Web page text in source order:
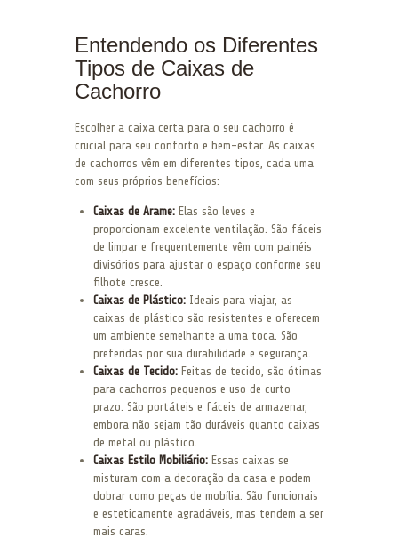
Entendendo os Diferentes
Tipos de Caixas de
Cachorro
Escolher a caixa certa para o seu cachorro é
crucial para seu conforto e bem-estar. As caixas
de cachorros vêm em diferentes tipos, cada uma
com seus próprios benefícios:
Caixas de Arame: Elas são leves e
proporcionam excelente ventilação. São fáceis
de limpar e frequentemente vêm com painéis
divisórios para ajustar o espaço conforme seu
filhote cresce.
Caixas de Plástico: Ideais para viajar, as
caixas de plástico são resistentes e oferecem
um ambiente semelhante a uma toca. São
preferidas por sua durabilidade e segurança.
Caixas de Tecido: Feitas de tecido, são ótimas
para cachorros pequenos e uso de curto
prazo. São portáteis e fáceis de armazenar,
embora não sejam tão duráveis quanto caixas
de metal ou plástico.
Caixas Estilo Mobiliário: Essas caixas se
misturam com a decoração da casa e podem
dobrar como peças de mobília. São funcionais
e esteticamente agradáveis, mas tendem a ser
mais caras.